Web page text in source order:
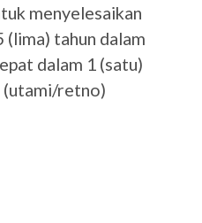
menyelesaikan
(lima) tahun dalam
dalam 1 (satu)
(utami/retno)